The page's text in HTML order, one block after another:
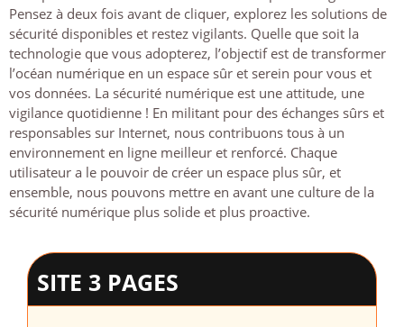
Pensez à deux fois avant de cliquer, explorez les solutions de
sécurité disponibles et restez vigilants. Quelle que soit la
technologie que vous adopterez, l’objectif est de transformer
l’océan numérique en un espace sûr et serein pour vous et
vos données. La sécurité numérique est une attitude, une
vigilance quotidienne ! En militant pour des échanges sûrs et
responsables sur Internet, nous contribuons tous à un
environnement en ligne meilleur et renforcé. Chaque
utilisateur a le pouvoir de créer un espace plus sûr, et
ensemble, nous pouvons mettre en avant une culture de la
sécurité numérique plus solide et plus proactive.
SITE 3 PAGES